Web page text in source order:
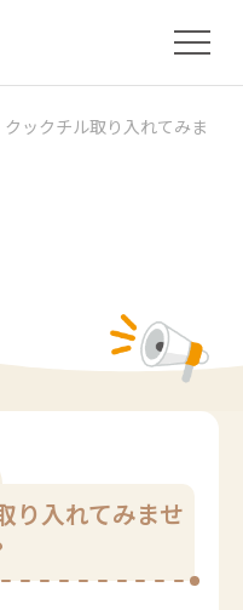
ックチル取り入れてみま
入れてみませ